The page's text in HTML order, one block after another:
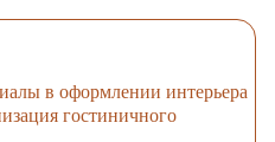
в оформлении интерьера
гостиничного